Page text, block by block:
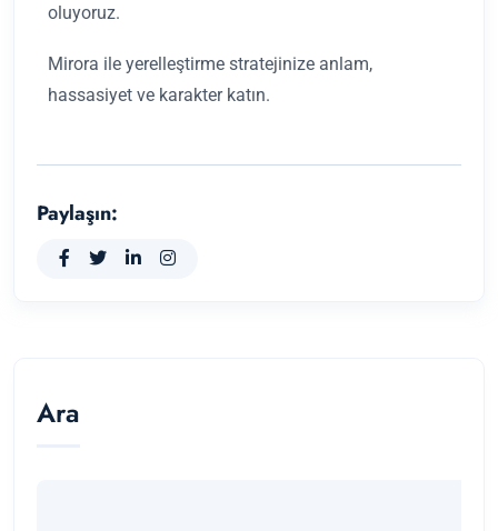
oluyoruz.
Mirora ile yerelleştirme stratejinize anlam,
hassasiyet ve karakter katın.
Paylaşın:
Ara